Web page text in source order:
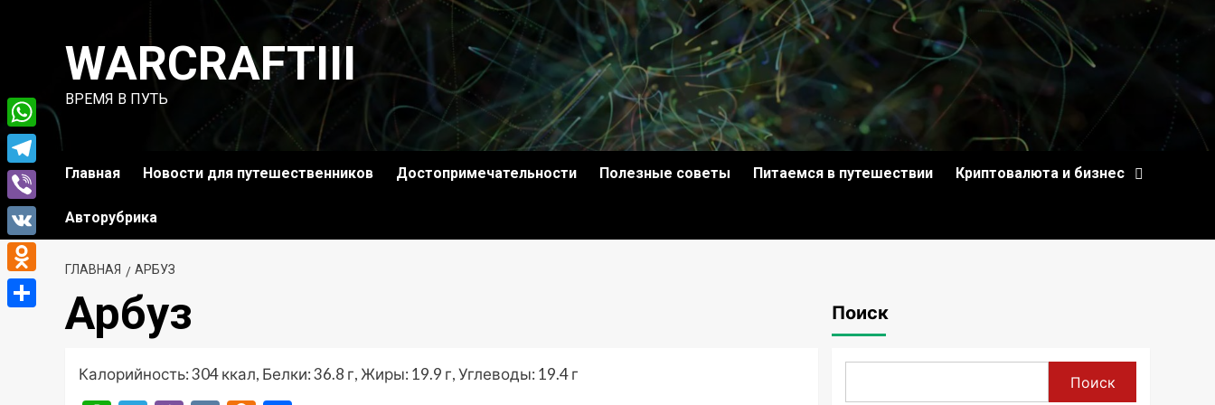
содержимомуWARCRAFTIII
ВРЕМЯ В ПУТЬ
Главная Новости для путешественников Достопримечательности Полезные советы Питаемся в путешествии Криптовалюта и бизнес
Авторубрика
ГЛАВНАЯ АРБУЗ
Арбуз
Калорийность: 304 ккал, Белки: 36.8 г, Жиры: 19.9 г, Углеводы: 19.4 г
Поиск
Поиск
WhatsApp
Telegram
Viber
VK
Odnoklassniki
Отправить